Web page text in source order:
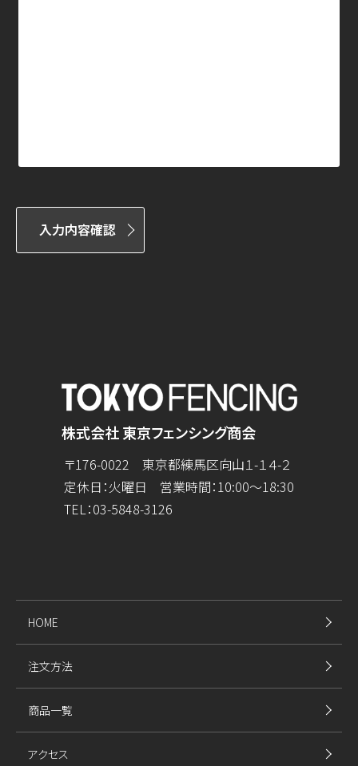
株式会社 東京フェンシング商会
〒176-0022 東京都練馬区向山１-１４-２
定休日：火曜日 営業時間：10:00～18:30
TEL：03-5848-3126
HOME
注文方法
商品一覧
アクセス